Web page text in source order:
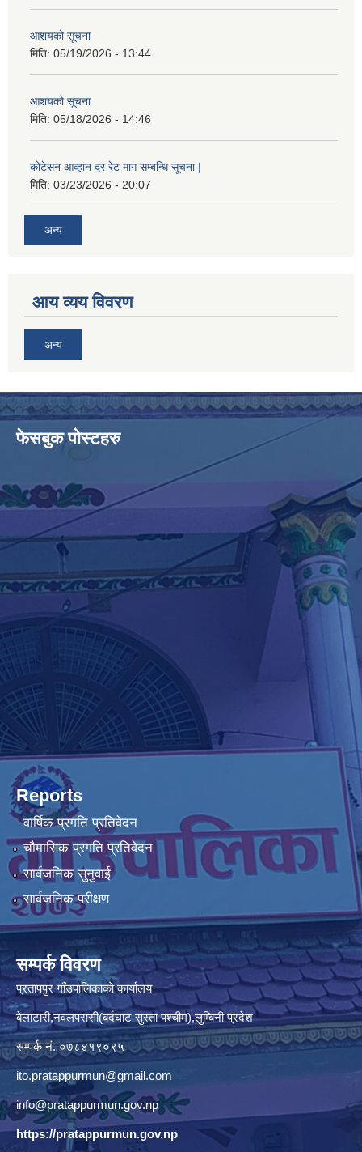
आशयको सूचना
मिति: 05/19/2026 - 13:44
आशयको सूचना
मिति: 05/18/2026 - 14:46
कोटेसन आव्हान दर रेट माग सम्बन्धि सूचना |
मिति: 03/23/2026 - 20:07
अन्य
आय व्यय विवरण
अन्य
फेसबुक पोस्टहरु
Reports
वार्षिक प्रगति प्रतिवेदन
चौमासिक प्रगति प्रतिवेदन
सार्वजनिक सुनुवाई
सार्वजनिक परीक्षण
सम्पर्क विवरण
प्रतापपुर गाँउपालिकाकाे कार्यालय
बेलाटारी,नवलपरासी(बर्दघाट सुस्ता पश्चीम),लुम्बिनी प्रदेश
सम्पर्क नं. ०७८४१९०९५
ito.pratappurmun@gmail.com
info@pratappurmun.gov.np
https://pratappurmun.gov.np